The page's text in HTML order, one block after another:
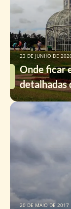
Onde ficar
detalhadas
23 DE JUNHO DE
20 DE MAIO DE 2017